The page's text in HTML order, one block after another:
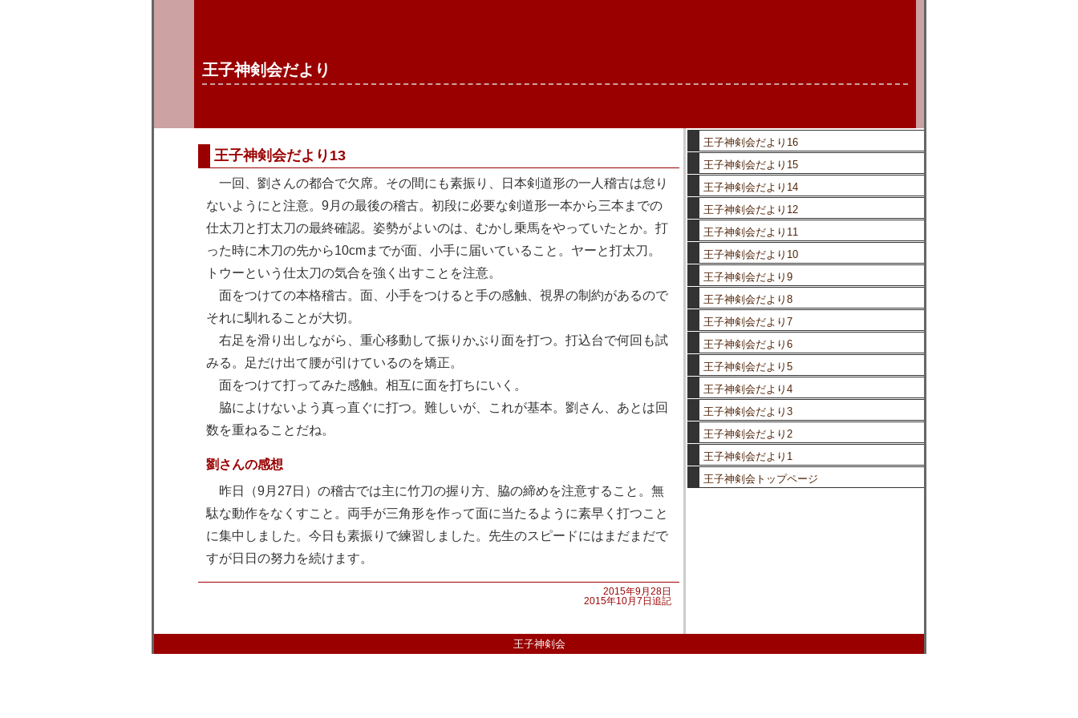
王子神剣会だより
王子神剣会だより13
一回、劉さんの都合で欠席。その間にも素振り、日本剣道形の一人稽古は怠り
ないようにと注意。9月の最後の稽古。初段に必要な剣道形一本から三本までの
仕太刀と打太刀の最終確認。姿勢がよいのは、むかし乗馬をやっていたとか。打
った時に木刀の先から10cmまでが面、小手に届いていること。ヤーと打太刀。
トウーという仕太刀の気合を強く出すことを注意。
面をつけての本格稽古。面、小手をつけると手の感触、視界の制約があるので
それに馴れることが大切。
右足を滑り出しながら、重心移動して振りかぶり面を打つ。打込台で何回も試
みる。足だけ出て腰が引けているのを矯正。
面をつけて打ってみた感触。相互に面を打ちにいく。
脇によけないよう真っ直ぐに打つ。難しいが、これが基本。劉さん、あとは回
数を重ねることだね。
劉さんの感想
昨日（9月27日）の稽古では主に竹刀の握り方、脇の締めを注意すること。無
駄な動作をなくすこと。両手が三角形を作って面に当たるように素早く打つこと
に集中しました。今日も素振りで練習しました。先生のスピードにはまだまだで
すが日日の努力を続けます。
2015年9月28日
2015年10月7日追記
王子神剣会だより16
王子神剣会だより15
王子神剣会だより14
王子神剣会だより12
王子神剣会だより11
王子神剣会だより10
王子神剣会だより9
王子神剣会だより8
王子神剣会だより7
王子神剣会だより6
王子神剣会だより5
王子神剣会だより4
王子神剣会だより3
王子神剣会だより2
王子神剣会だより1
王子神剣会トップページ
王子神剣会